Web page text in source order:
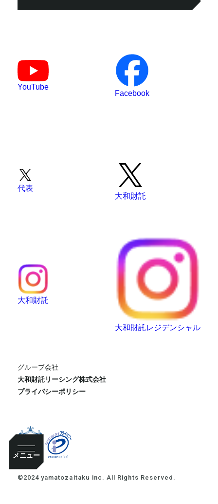
メニュー
YouTube
Facebook
代表
大和財託
大和財託
大和財託レジデンシャル
グループ会社
大和財託リーシング株式会社
プライバシーポリシー
©2024 yamatozaitaku inc. All Rights Reserved.